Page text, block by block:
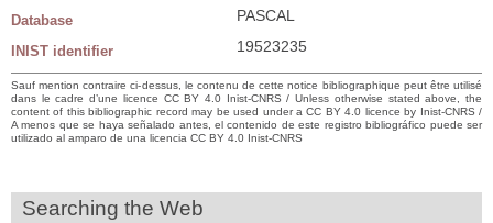
Database PASCAL
INIST identifier 19523235
Sauf mention contraire ci-dessus, le contenu de cette notice bibliographique peut être utilisé
dans le cadre d’une licence CC BY 4.0 Inist-CNRS / Unless otherwise stated above, the
content of this bibliographic record may be used under a CC BY 4.0 licence by Inist-CNRS /
A menos que se haya señalado antes, el contenido de este registro bibliográfico puede ser
utilizado al amparo de una licencia CC BY 4.0 Inist-CNRS
Searching the Web